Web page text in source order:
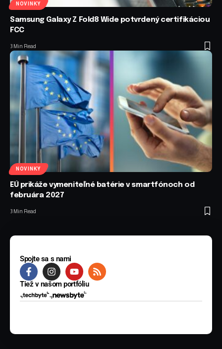
NOVINKY
Samsung Galaxy Z Fold8 Wide potvrdený certifikáciou
FCC
3 Min Read
NOVINKY
EÚ prikáže vymeniteľné batérie v smartfónoch od
februára 2027
3 Min Read
Spojte sa s nami
Tiež v našom portfóliu